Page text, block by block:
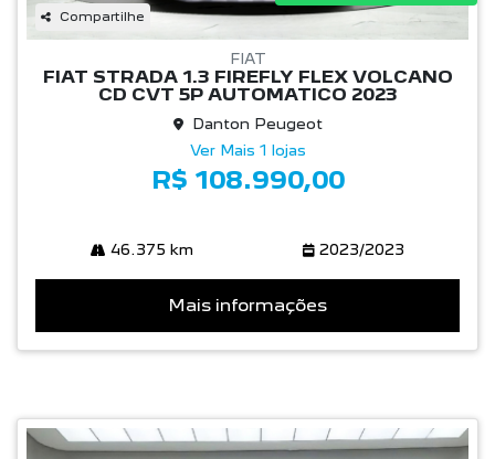
Compartilhe
FIAT
FIAT STRADA 1.3 FIREFLY FLEX VOLCANO
CD CVT 5P AUTOMATICO 2023
Danton Peugeot
Ver Mais 1 lojas
R$ 108.990,00
46.375 km 2023/2023
Mais informações